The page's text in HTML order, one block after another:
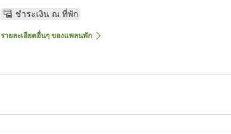
ชำระเงิน ณ ที่พัก
รายละเอียดอื่นๆ ของแพลนพัก